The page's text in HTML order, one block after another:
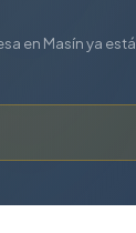
en Masín ya está